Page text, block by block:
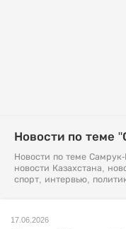
Новости по теме
Новости по теме
новости Казахстана,
спорт, интервью,
17.06.2026